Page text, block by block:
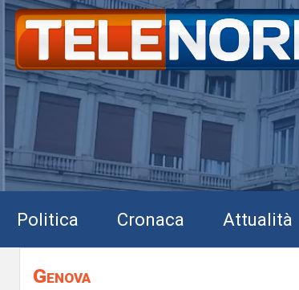
Politica Cronaca Attualità
Genova